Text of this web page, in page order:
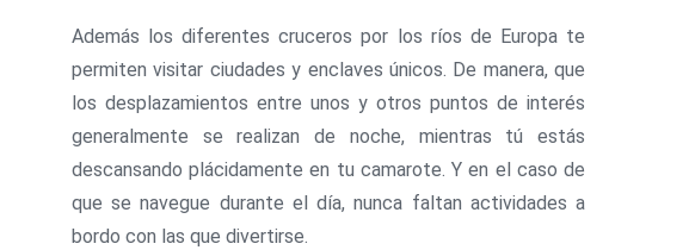
Además los diferentes cruceros por los ríos de Europa te
permiten visitar ciudades y enclaves únicos. De manera, que
los desplazamientos entre unos y otros puntos de interés
generalmente se realizan de noche, mientras tú estás
descansando plácidamente en tu camarote. Y en el caso de
que se navegue durante el día, nunca faltan actividades a
bordo con las que divertirse.